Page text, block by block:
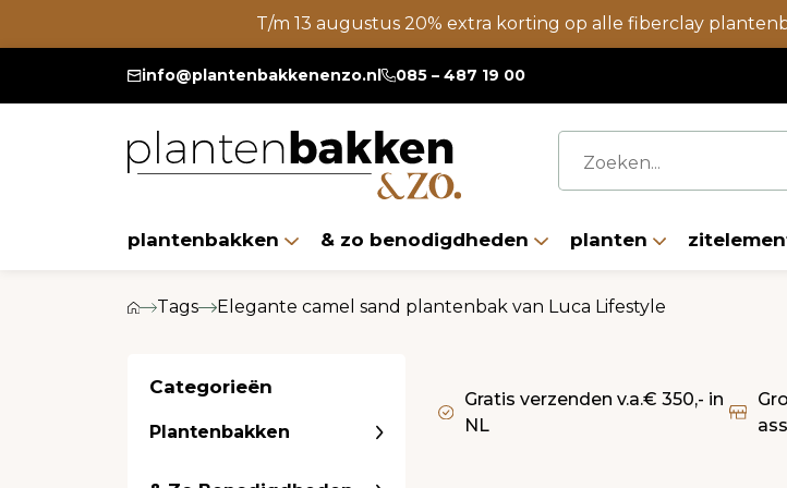
T/m 13 augustus 20% extra korting op alle fiberclay
info@plantenbakkenenzo.nl 085 – 487 19 00
plantenbakken & zo benodigdheden planten
Tags Elegante camel sand plantenbak van Luca Lifestyle
Categorieën
Plantenbakken
Gratis verzenden v.a.€ 350,- in
NL